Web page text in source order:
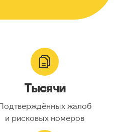
Тысячи
жалоб
и рисковых номеров